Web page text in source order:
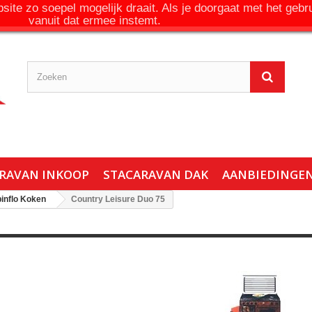
INKOOP STACARAVAN DAK
zo soepel mogelijk draait. Als je doorgaat met het
vanuit dat ermee instemt.
Koken Country Leisure Duo 75